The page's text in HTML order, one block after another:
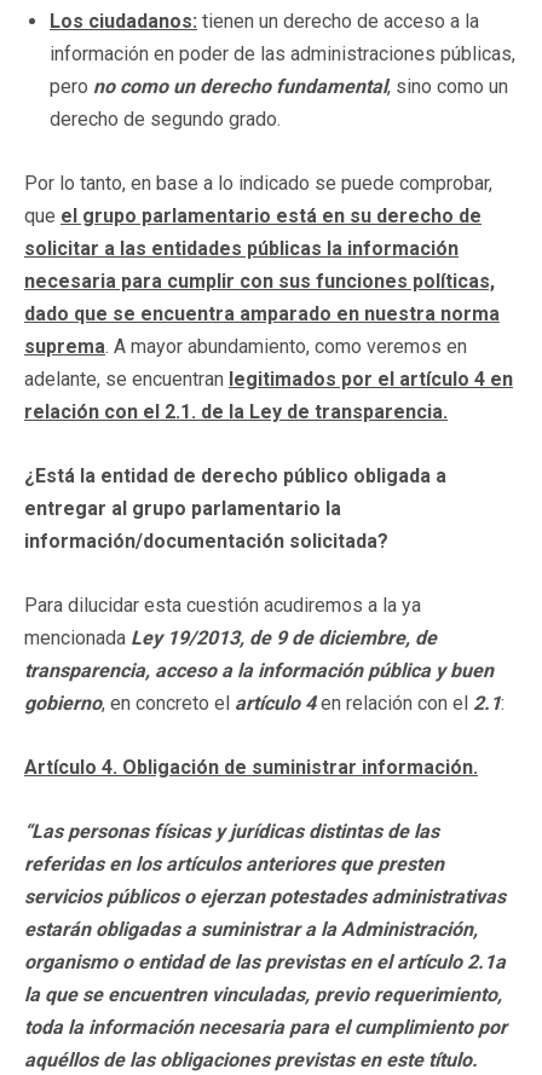
Los ciudadanos: tienen un derecho de acceso a la
información en poder de las administraciones públicas,
pero no como un derecho fundamental, sino como un
derecho de segundo grado.
Por lo tanto, en base a lo indicado se puede comprobar,
que el grupo parlamentario está en su derecho de
solicitar a las entidades públicas la información
necesaria para cumplir con sus funciones políticas,
dado que se encuentra amparado en nuestra norma
suprema. A mayor abundamiento, como veremos en
adelante, se encuentran legitimados por el artículo 4 en
relación con el 2.1. de la Ley de transparencia.
¿Está la entidad de derecho público obligada a
entregar al grupo parlamentario la
información/documentación solicitada?
Para dilucidar esta cuestión acudiremos a la ya
mencionada Ley19/2013, de 9 de diciembre, de
transparencia, acceso a la información pública y buen
gobierno, en concreto el artículo 4en relación con el 2.1:
Artículo 4. Obligación de suministrar información.
“Las personas físicas y jurídicas distintas de las
referidas en los artículos anteriores que presten
servicios públicos o ejerzan potestades administrativas
estarán obligadas a suministrar a la Administración,
organismo o entidad de las previstas en el artículo 2.1a
la que se encuentren vinculadas, previo requerimiento,
toda la información necesaria para el cumplimiento por
aquéllos de las obligaciones previstas en este título.